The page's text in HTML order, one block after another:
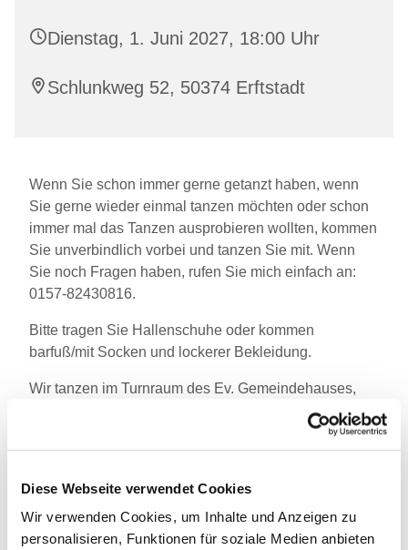
Diese Webseite verwendet Cookies
Wir verwenden Cookies, um Inhalte und Anzeigen zu
personalisieren, Funktionen für soziale Medien anbieten
Dienstag, 1. Juni 2027, 18:00 Uhr
Schlunkweg 52, 50374 Erftstadt
Wenn Sie schon immer gerne getanzt haben, wenn
Sie gerne wieder einmal tanzen möchten oder schon
immer mal das Tanzen ausprobieren wollten, kommen
Sie unverbindlich vorbei und tanzen Sie mit. Wenn
Sie noch Fragen haben, rufen Sie mich einfach an:
0157-82430816.
Bitte tragen Sie Hallenschuhe oder kommen
barfuß/mit Socken und lockerer Bekleidung.
Wir tanzen im Turnraum des Ev. Gemeindehauses,